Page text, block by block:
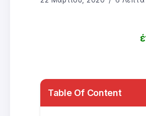
Table Of Content